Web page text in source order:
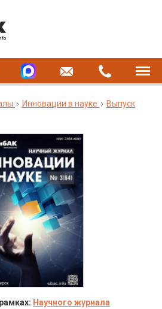
Инновации в науке
Выпуск
Научного журнала